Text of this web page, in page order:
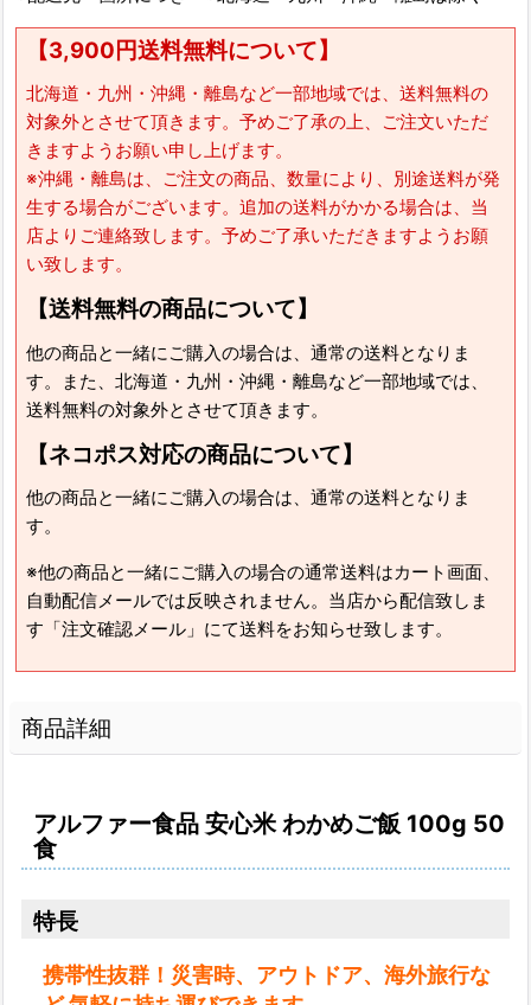
【3,900円送料無料について】
北海道・九州・沖縄・離島など一部地域では、送料無料の
対象外とさせて頂きます。予めご了承の上、ご注文いただ
きますようお願い申し上げます。
※沖縄・離島は、ご注文の商品、数量により、別途送料が発
生する場合がございます。追加の送料がかかる場合は、当
店よりご連絡致します。予めご了承いただきますようお願
い致します。
【送料無料の商品について】
他の商品と一緒にご購入の場合は、通常の送料となりま
す。また、北海道・九州・沖縄・離島など一部地域では、
送料無料の対象外とさせて頂きます。
【ネコポス対応の商品について】
他の商品と一緒にご購入の場合は、通常の送料となりま
す。
※他の商品と一緒にご購入の場合の通常送料はカート画面、
自動配信メールでは反映されません。当店から配信致しま
す「注文確認メール」にて送料をお知らせ致します。
商品詳細
アルファー食品 安心米 わかめご飯 100g 50
食
特長
携帯性抜群！災害時、アウトドア、海外旅行な